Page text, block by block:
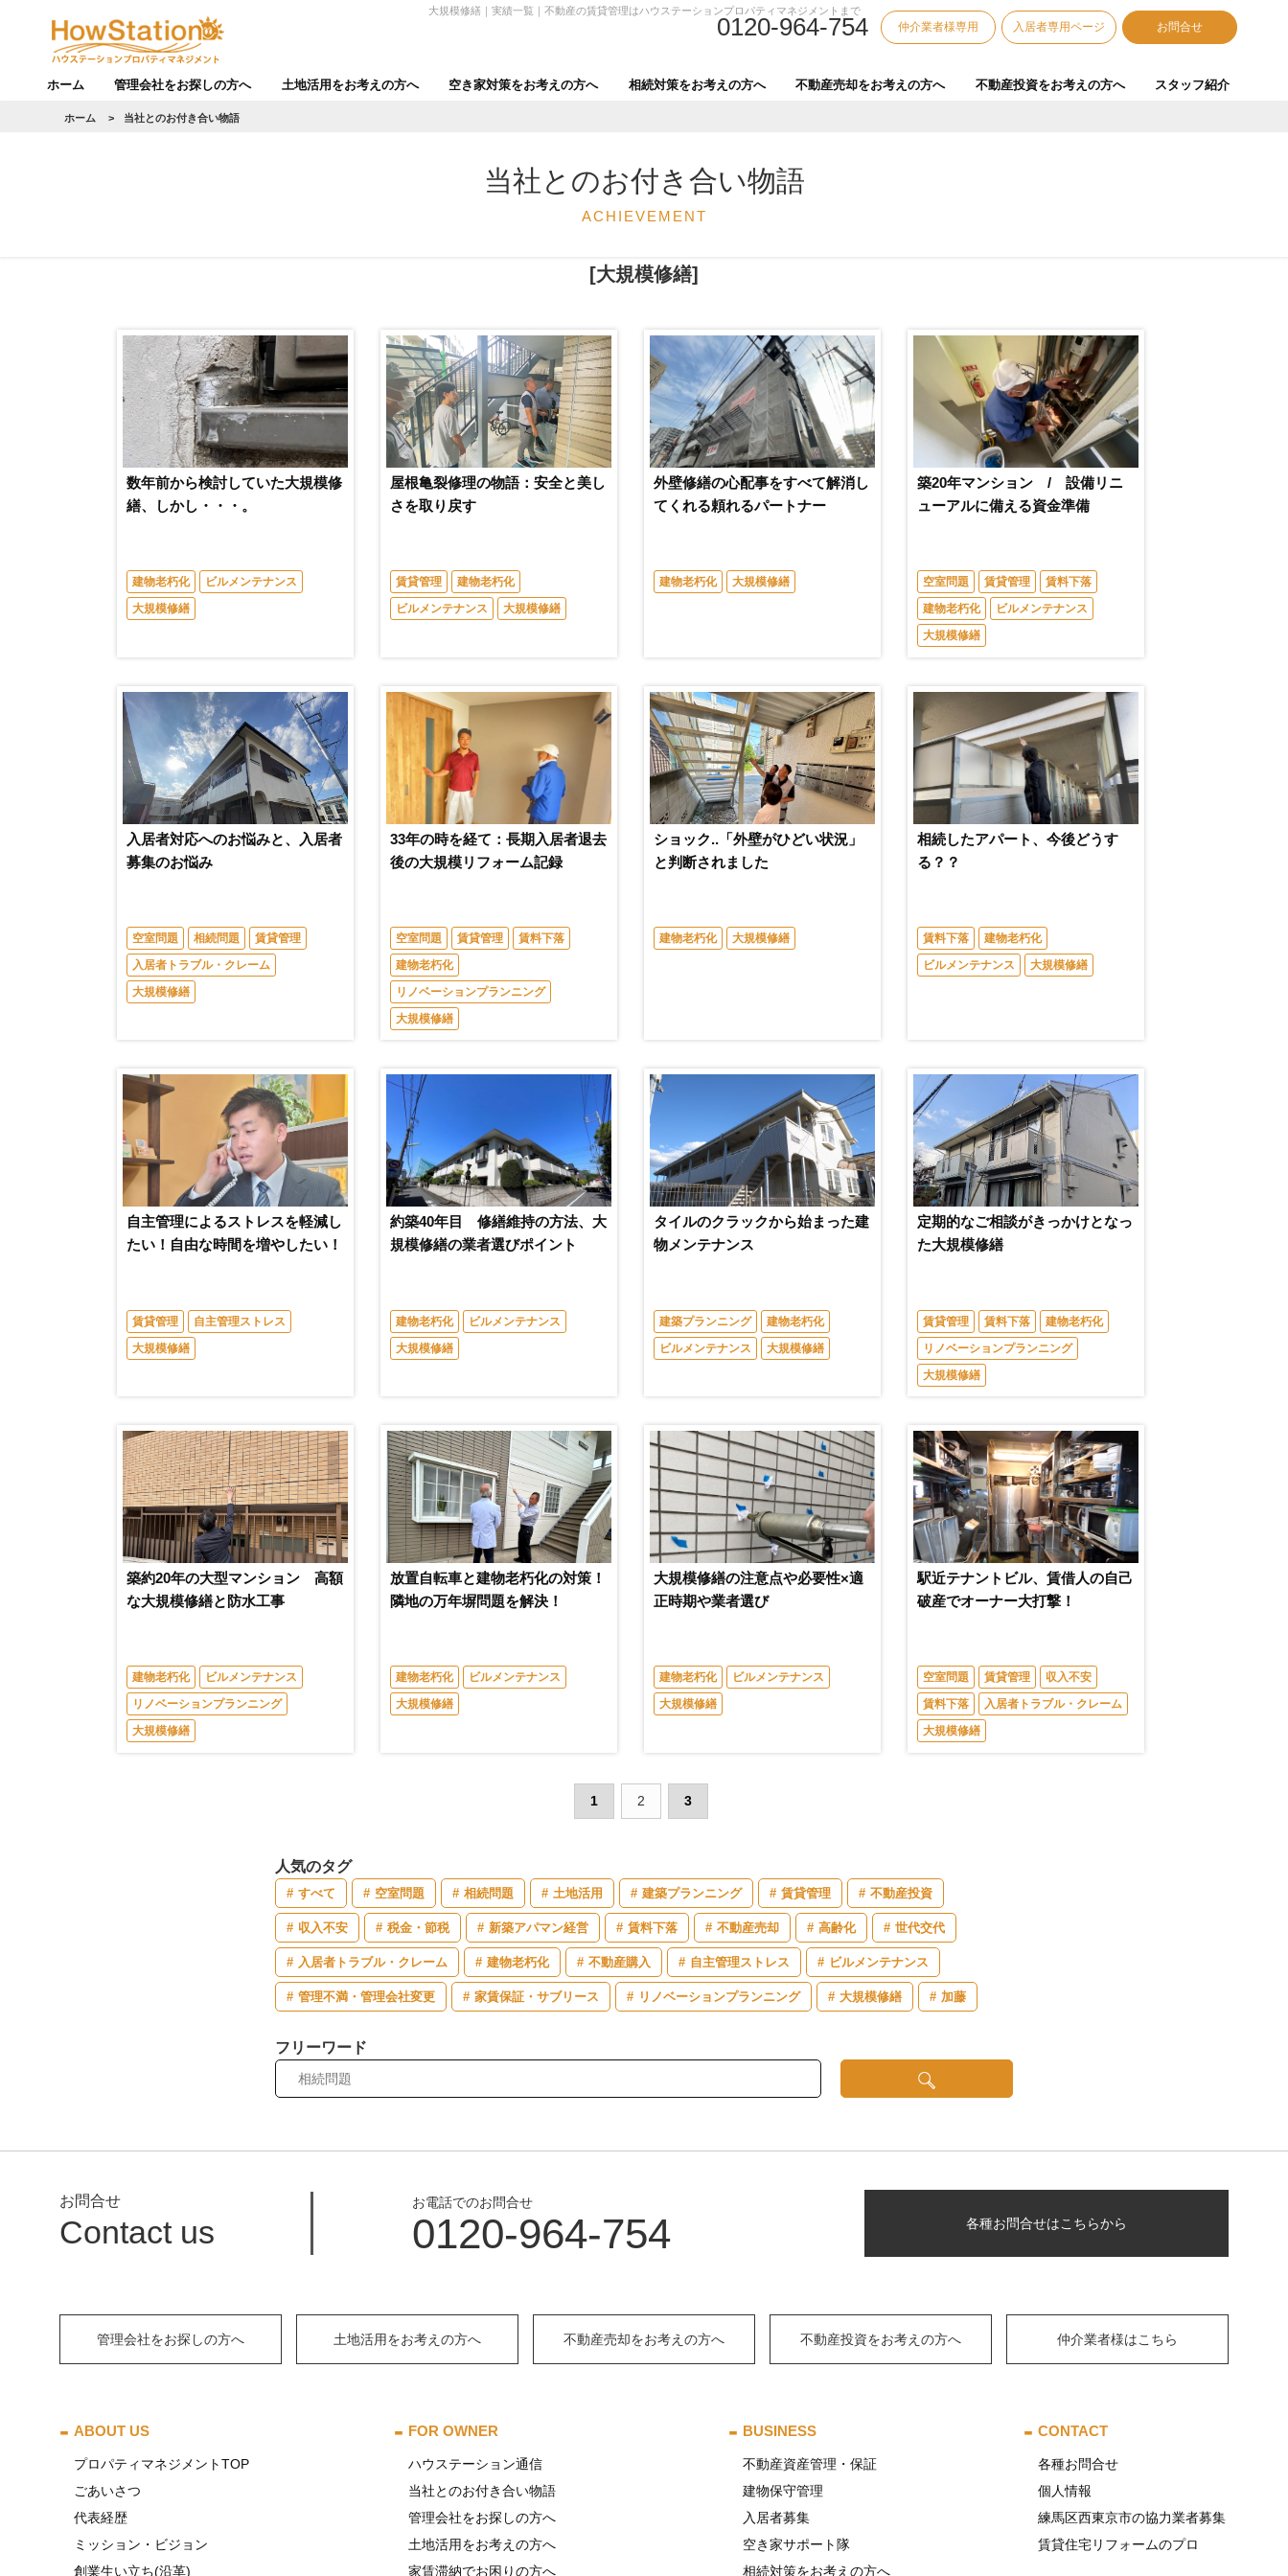
大規模修繕｜実績一覧｜不動産の賃貸管理はハウステーションプロパティマネジメントまで
0120-964-754 仲介業者様専用 入居者専用ページ お問合せ
ホーム 管理会社をお探しの方へ 土地活用をお考えの方へ 空き家対策をお考えの方へ 相続対策をお考えの方へ 不動産売却をお考えの方へ 不動産投資をお考えの方へ スタッフ紹介
ホーム > 当社とのお付き合い物語
当社とのお付き合い物語
ACHIEVEMENT
[大規模修繕]
数年前から検討していた大規模修
繕、しかし・・・。
建物老朽化
ビルメンテナンス
大規模修繕
屋根亀裂修理の物語：安全と美し
さを取り戻す
賃貸管理
建物老朽化
ビルメンテナンス
大規模修繕
外壁修繕の心配事をすべて解消し
てくれる頼れるパートナー
建物老朽化 大規模修繕
築20年マンション / 設備リニ
ューアルに備える資金準備
空室問題 賃貸管理
賃料下落
建物老朽化
ビルメンテナンス
大規模修繕
入居者対応へのお悩みと、入居者
募集のお悩み
空室問題 相続問題
賃貸管理
入居者トラブル・クレーム
大規模修繕
33年の時を経て：長期入居者退去
後の大規模リフォーム記録
空室問題 賃貸管理
賃料下落
建物老朽化
リノベーションプランニング
大規模修繕
ショック..「外壁がひどい状況」
と判断されました
建物老朽化 大規模修繕
相続したアパート、今後どうす
る？？
賃料下落
建物老朽化
ビルメンテナンス
大規模修繕
自主管理によるストレスを軽減し
たい！自由な時間を増やしたい！
賃貸管理
自主管理ストレス
大規模修繕
約築40年目 修繕維持の方法、大
規模修繕の業者選びポイント
建物老朽化
ビルメンテナンス
大規模修繕
タイルのクラックから始まった建
物メンテナンス
建築プランニング
建物老朽化
ビルメンテナンス
大規模修繕
定期的なご相談がきっかけとなっ
た大規模修繕
賃貸管理 賃料下落
建物老朽化
リノベーションプランニング
大規模修繕
築約20年の大型マンション 高額
な大規模修繕と防水工事
建物老朽化
ビルメンテナンス
リノベーションプランニング
大規模修繕
放置自転車と建物老朽化の対策！
隣地の万年塀問題を解決！
建物老朽化
ビルメンテナンス
大規模修繕
大規模修繕の注意点や必要性×適
正時期や業者選び
建物老朽化
ビルメンテナンス
大規模修繕
駅近テナントビル、賃借人の自己
破産でオーナー大打撃！
空室問題 賃貸管理
収入不安
賃料下落
入居者トラブル・クレーム
大規模修繕
1 2 3
人気のタグ
すべて 空室問題 相続問題 土地活用 建築プランニング 賃貸管理 不動産投資
収入不安 税金・節税 新築アパマン経営 賃料下落 不動産売却 高齢化 世代交代
入居者トラブル・クレーム 建物老朽化 不動産購入 自主管理ストレス ビルメンテナンス
管理不満・管理会社変更 家賃保証・サブリース リノベーションプランニング 大規模修繕 加藤
フリーワード
お問合せ
Contact us
お電話でのお問合せ
0120-964-754 各種お問合せはこちらから
管理会社をお探しの方へ 土地活用をお考えの方へ 不動産売却をお考えの方へ 不動産投資をお考えの方へ 仲介業者様はこちら
ABOUT US
プロパティマネジメントTOP
ごあいさつ
代表経歴
ミッション・ビジョン
創業生い立ち(沿革)
FOR OWNER
ハウステーション通信
当社とのお付き合い物語
管理会社をお探しの方へ
土地活用をお考えの方へ
家賃滞納でお困りの方へ
BUSINESS
不動産資産管理・保証
建物保守管理
入居者募集
空き家サポート隊
相続対策をお考えの方へ
CONTACT
各種お問合せ
個人情報
練馬区西東京市の協力業者募集
賃貸住宅リフォームのプロ